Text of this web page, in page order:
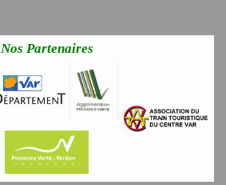
Nos Partenaires